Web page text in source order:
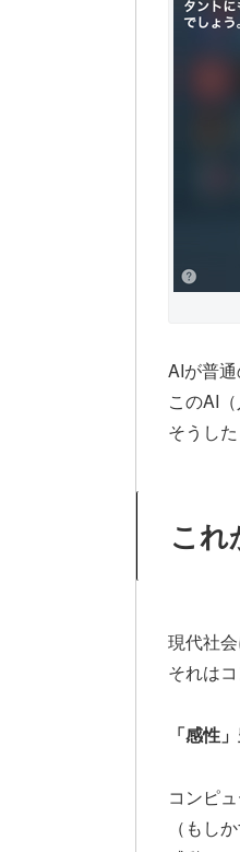
AIが普
このAI
そうし
これ
現代社
それは
「感性
コンピ
（もし